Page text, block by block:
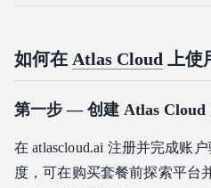
如何在 Atlas Cloud 上使
第一步 — 创建 Atlas Cloud
在 atlascloud.ai 注册并完成账
度，可在购买套餐前探索平台